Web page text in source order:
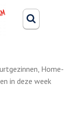
Home-
in deze week